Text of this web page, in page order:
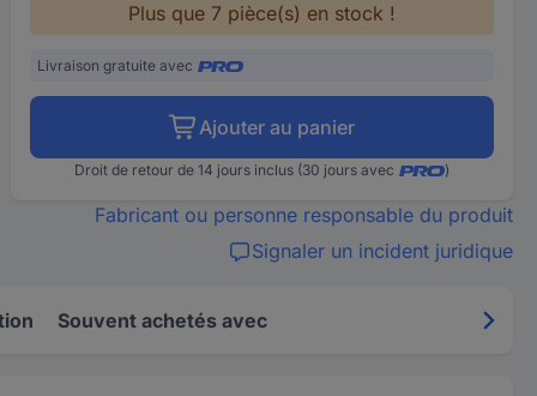
Plus que 7 pièce(s) en stock !
Livraison gratuite avec
Ajouter au panier
Droit de retour de 14 jours inclus (30 jours avec )
Fabricant ou personne responsable du produit
Signaler un incident juridique
Souvent achetés avec